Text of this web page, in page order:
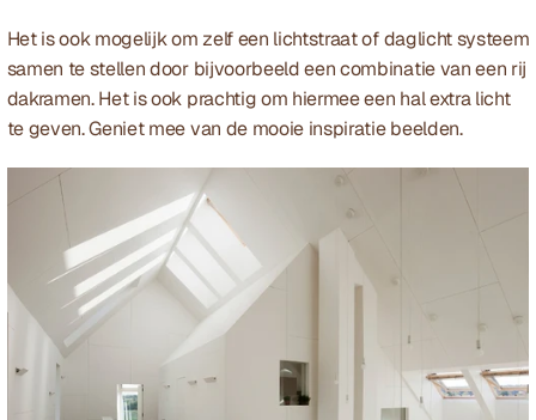
Het is ook mogelijk om zelf een lichtstraat of daglicht systeem
samen te stellen door bijvoorbeeld een combinatie van een rij
dakramen. Het is ook prachtig om hiermee een hal extra licht
te geven. Geniet mee van de mooie inspiratie beelden.